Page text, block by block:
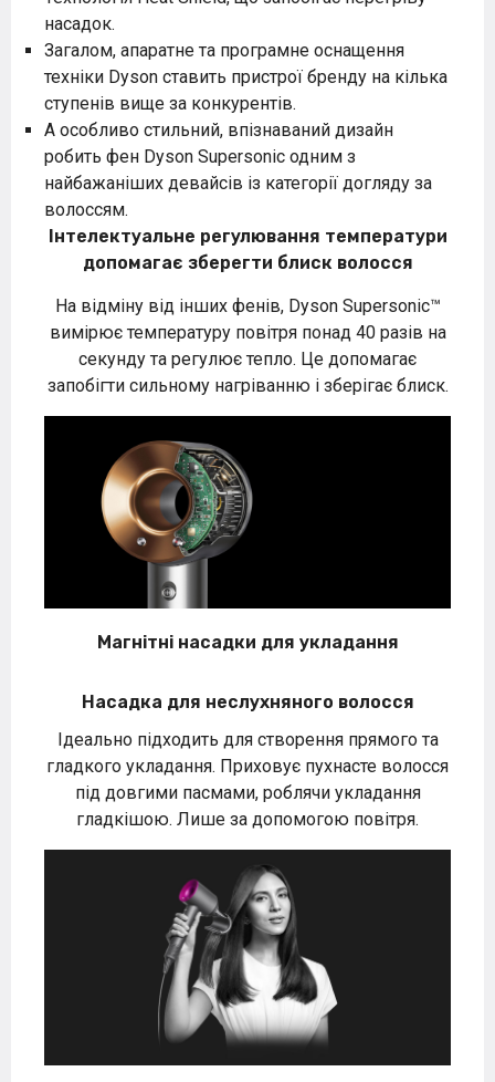
насадок.
Загалом, апаратне та програмне оснащення
техніки Dyson ставить пристрої бренду на кілька
ступенів вище за конкурентів.
А особливо стильний, впізнаваний дизайн
робить фен Dyson Supersonic одним з
найбажаніших девайсів із категорії догляду за
волоссям.
Інтелектуальне регулювання температури
допомагає зберегти блиск волосся
На відміну від інших фенів, Dyson Supersonic™
вимірює температуру повітря понад 40 разів на
секунду та регулює тепло. Це допомагає
запобігти сильному нагріванню і зберігає блиск.
Магнітні насадки для укладання
Насадка для неслухняного волосся
Ідеально підходить для створення прямого та
гладкого укладання. Приховує пухнасте волосся
під довгими пасмами, роблячи укладання
гладкішою. Лише за допомогою повітря.